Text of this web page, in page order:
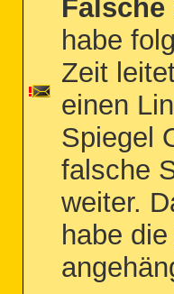
habe
Zeit
einen
Spiegel
falsche
weiter.
habe